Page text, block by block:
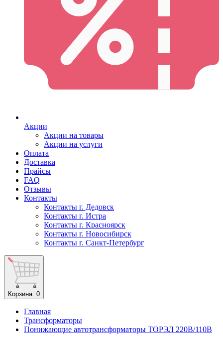
Акции
Акции на товары
Акции на услуги
Оплата
Доставка
Прайсы
FAQ
Отзывы
Контакты
Контакты г. Дедовск
Контакты г. Истра
Контакты г. Красноярск
Контакты г. Новосибирск
Контакты г. Санкт-Петербург
Корзина: 0
Главная
Трансформаторы
Понижающие автотрансформаторы ТОРЭЛ 220В/110В